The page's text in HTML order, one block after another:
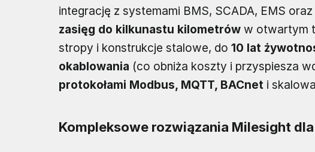
integrację z systemami BMS, SCADA, EMS
zasięg do kilkunastu kilometrów w otwartym
stropy i konstrukcje stalowe, do 10 lat
okablowania (co obniża koszty i przyspiesza
protokołami Modbus, MQTT, BACnet i
Kompleksowe rozwiązania Milesight dla